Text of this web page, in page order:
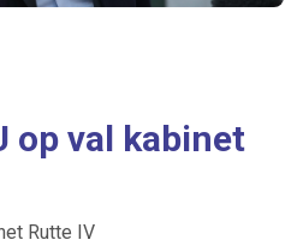
op val kabinet
Rutte IV